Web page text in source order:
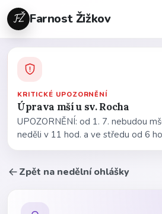
FŽ Farnost Žižkov
KRITICKÉ UPOZORNĚNÍ
Úprava mší u sv. Rocha
UPOZORNĚNÍ: od 1. 7. nebudou
neděli v 11 hod. a ve středu od 6
Zpět na nedělní ohlášky